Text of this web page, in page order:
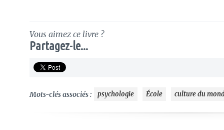
Vous aimez ce livre ?
Partagez-le...
Mots-clés associés : psychologie École culture du